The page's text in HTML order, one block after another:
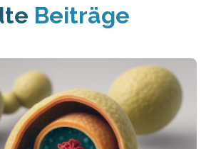
Beiträge